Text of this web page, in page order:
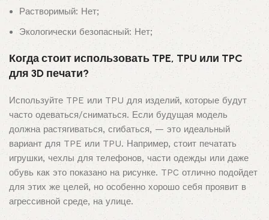
Растворимый: Нет;
Экологически безопасный: Нет;
Когда стоит использовать TPE, TPU или TPC
для 3D печати?
Используйте TPE или TPU для изделий, которые будут
часто одеваться/сниматься. Если будущая модель
должна растягиваться, сгибаться, — это идеальный
вариант для TPE или TPU. Например, стоит печатать
игрушки, чехлы для телефонов, части одежды или даже
обувь как это показано на рисунке. TPC отлично подойдет
для этих же целей, но особенно хорошо себя проявит в
агрессивной среде, на улице.